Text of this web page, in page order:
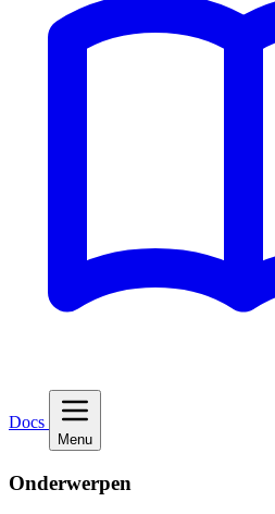
Docs
Menu
Onderwerpen